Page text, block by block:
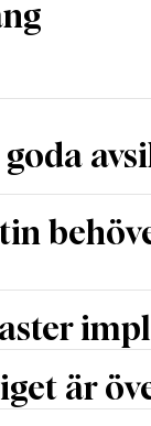
goda
är